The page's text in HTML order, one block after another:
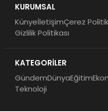
KURUMSAL
KünyeİletişimÇerez
Gizlilik Politikası
KATEGORİLER
GündemDünyaEğitim
Teknoloji